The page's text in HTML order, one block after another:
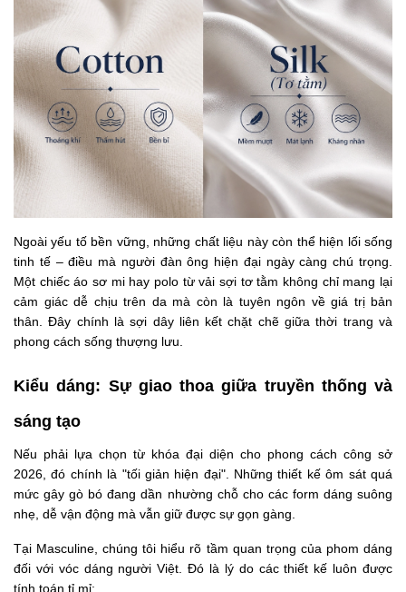
Ngoài yếu tố bền vững, những chất liệu này còn thể hiện lối sống
tinh tế – điều mà người đàn ông hiện đại ngày càng chú trọng.
Một chiếc áo sơ mi hay polo từ vải sợi tơ tằm không chỉ mang lại
cảm giác dễ chịu trên da mà còn là tuyên ngôn về giá trị bản
thân. Đây chính là sợi dây liên kết chặt chẽ giữa thời trang và
phong cách sống thượng lưu.
Kiểu dáng: Sự giao thoa giữa truyền thống và
sáng tạo
Nếu phải lựa chọn từ khóa đại diện cho phong cách công sở
2026, đó chính là "tối giản hiện đại". Những thiết kế ôm sát quá
mức gây gò bó đang dần nhường chỗ cho các form dáng suông
nhẹ, dễ vận động mà vẫn giữ được sự gọn gàng.
Tại Masculine, chúng tôi hiểu rõ tầm quan trọng của phom dáng
đối với vóc dáng người Việt. Đó là lý do các thiết kế luôn được
tính toán tỉ mỉ: